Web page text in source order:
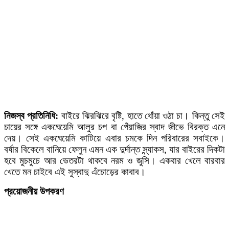
নিজস্ব প্রতিনিধি: বাইরে ঝিরঝিরে বৃষ্টি, হাতে ধোঁয়া ওঠা চা। কিন্তু সেই
চায়ের সঙ্গে একঘেয়েমি আলুর চপ বা পেঁয়াজির স্বাদ জীভে বিরক্ত এনে
দেয়। সেই একঘেয়েমি কাটিয়ে এবার চমকে দিন পরিবারের সবাইকে।
বর্ষার বিকেলে বানিয়ে ফেলুন এমন এক দুর্দান্ত স্ন্যাকস, যার বাইরের দিকটা
হবে মুচমুচে আর ভেতরটা থাকবে নরম ও জুসি। একবার খেলে বারবার
খেতে মন চাইবে এই সুস্বাদু এঁচোড়ের কাবাব।
প্রয়োজনীয় উপকরণ